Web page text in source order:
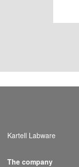
Kartell Labware
The company